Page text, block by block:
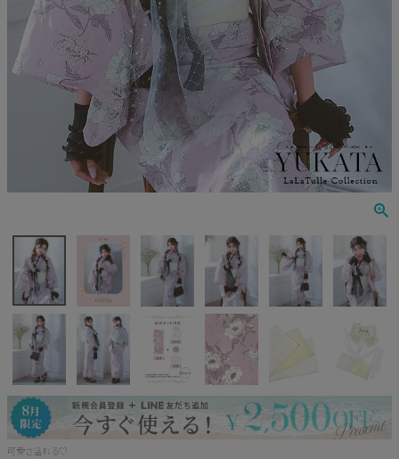
Andy
an
JENNNY
COMEX
Rechercher
Pleaser
水着
浴衣
可愛さ溢れる♡